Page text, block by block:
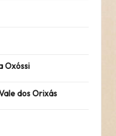
Oxóssi
dos Orixás